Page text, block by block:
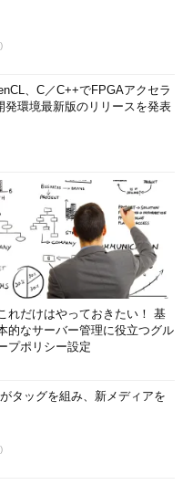
、C／C++でFPGAアクセラ
発環境最新版のリリースを発表
れだけはやっておきたい！ 基
的なサーバー管理に役立つグル
プポリシー設定
タッグを組み、新メディアを